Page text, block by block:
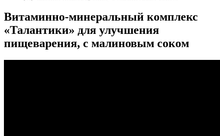
Витаминно-минеральный комплекс
«Талантики» для улучшения
пищеварения, с малиновым соком